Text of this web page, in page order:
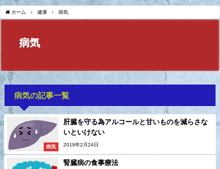
ホーム 健康 病気
病気
病気の記事一覧
病気
肝臓を守る為アルコールと甘いものを減らさな
いといけない
2019年2月24日
腎臓病の食事療法